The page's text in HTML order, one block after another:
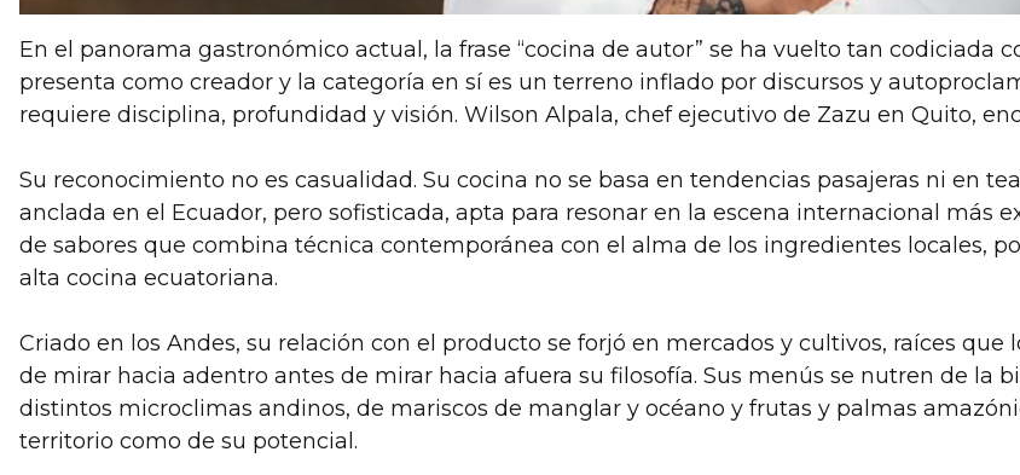
En el panorama gastronómico actual, la frase “cocina de autor” se ha vuelto tan codiciada
presenta como creador y la categoría en sí es un terreno inflado por discursos y
requiere disciplina, profundidad y visión. Wilson Alpala, chef ejecutivo de Zazu en Quito,
Su reconocimiento no es casualidad. Su cocina no se basa en tendencias pasajeras ni en
anclada en el Ecuador, pero sofisticada, apta para resonar en la escena internacional más
de sabores que combina técnica contemporánea con el alma de los ingredientes locales,
alta cocina ecuatoriana.
Criado en los Andes, su relación con el producto se forjó en mercados y cultivos, raíces
de mirar hacia adentro antes de mirar hacia afuera su filosofía. Sus menús se nutren de la
distintos microclimas andinos, de mariscos de manglar y océano y frutas y palmas
territorio como de su potencial.